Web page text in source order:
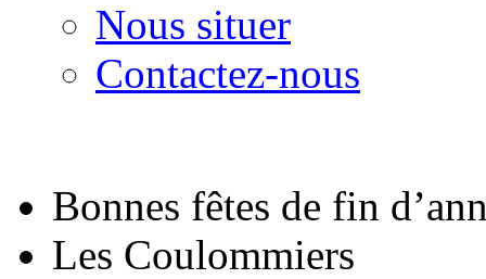
Nous situer
Contactez-nous
Bonnes fêtes de fin
Les Coulommiers